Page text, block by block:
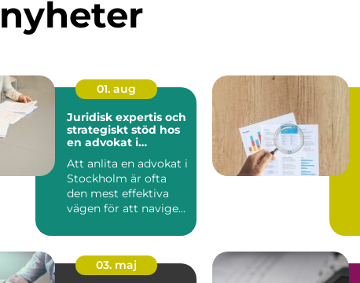
01. aug
Juridisk expertis och
strategiskt stöd hos
en advokat i
Att anlita en advokat i
Stockholm är ofta
den mest effektiva
vägen för att navigera
03. maj